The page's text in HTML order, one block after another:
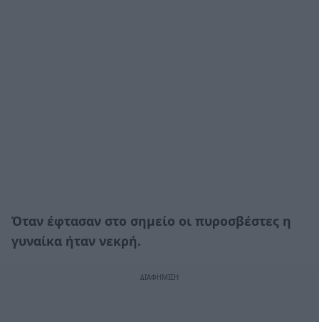
Όταν έφτασαν στο σημείο οι πυροσβέστες η
γυναίκα ήταν νεκρή.